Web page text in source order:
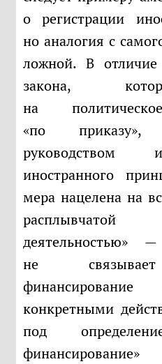
о регистрации
но аналогия с
ложной. В отличие
закона,
на
«по
руководством
иностранного
мера нацелена на
расплывчатой
не
конкретными
под